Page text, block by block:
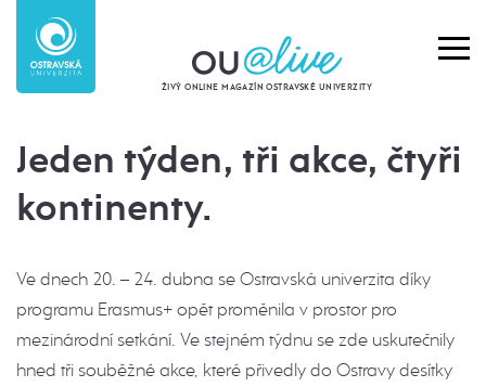
ŽIVÝ ONLINE MAGAZÍN OSTRAVSKÉ UNIVERZITY
Jeden týden, tři akce, čtyři
kontinenty.
Ve dnech 20. – 24. dubna se Ostravská univerzita díky
programu Erasmus+ opět proměnila v prostor pro
mezinárodní setkání. Ve stejném týdnu se zde uskutečnily
hned tři souběžné akce, které přivedly do Ostravy desítky